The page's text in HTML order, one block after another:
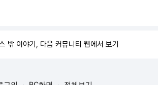
밖 이야기, 다음 커뮤니티 웹에서 보기